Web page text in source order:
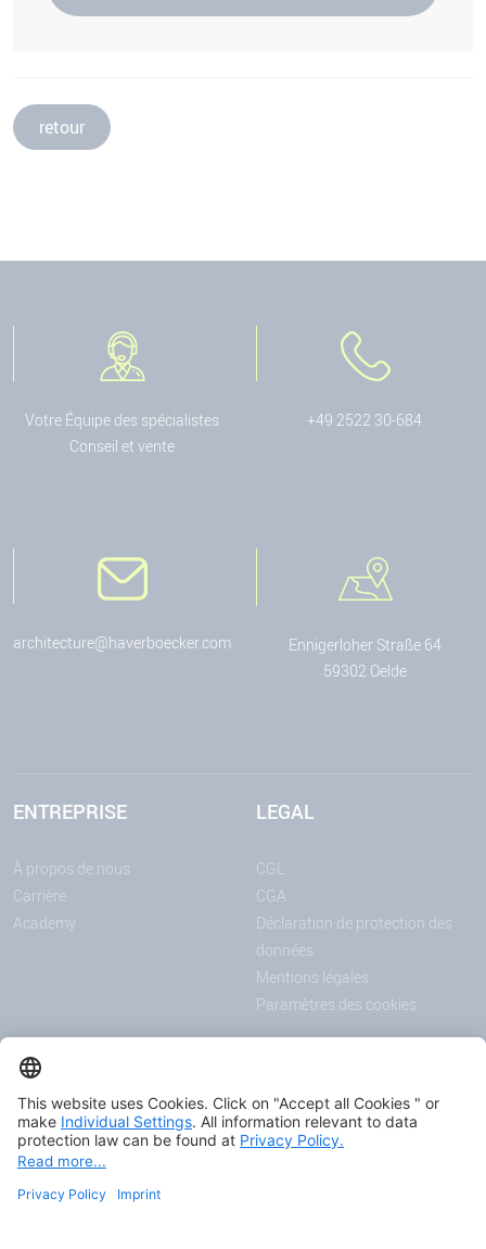
retour
Votre Équipe des spécialistes
Conseil et vente
+49 2522 30-684
architecture@haverboecker.com
Ennigerloher Straße 64
59302 Oelde
ENTREPRISE
À propos de nous
Carrière
Academy
LEGAL
CGL
CGA
Déclaration de protection des
données
Mentions légales
Paramètres des cookies
ANNONCES
Actualités
Salons et événements
Downloadcenter